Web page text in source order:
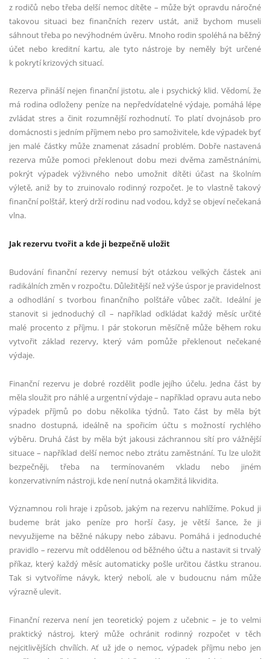
z rodičů nebo třeba delší nemoc dítěte – může být opravdu náročné
takovou situaci bez finančních rezerv ustát, aniž bychom museli
sáhnout třeba po nevýhodném úvěru. Mnoho rodin spoléhá na běžný
účet nebo kreditní kartu, ale tyto nástroje by neměly být určené
k pokrytí krizových situací.
Rezerva přináší nejen finanční jistotu, ale i psychický klid. Vědomí, že
má rodina odloženy peníze na nepředvídatelné výdaje, pomáhá lépe
zvládat stres a činit rozumnější rozhodnutí. To platí dvojnásob pro
domácnosti s jedním příjmem nebo pro samoživitele, kde výpadek byť
jen malé částky může znamenat zásadní problém. Dobře nastavená
rezerva může pomoci překlenout dobu mezi dvěma zaměstnáními,
pokrýt výpadek výživného nebo umožnit dítěti účast na školním
výletě, aniž by to zruinovalo rodinný rozpočet. Je to vlastně takový
finanční polštář, který drží rodinu nad vodou, když se objeví nečekaná
vlna.
Jak rezervu tvořit a kde ji bezpečně uložit
Budování finanční rezervy nemusí být otázkou velkých částek ani
radikálních změn v rozpočtu. Důležitější než výše úspor je pravidelnost
a odhodlání s tvorbou finančního polštáře vůbec začít. Ideální je
stanovit si jednoduchý cíl – například odkládat každý měsíc určité
malé procento z příjmu. I pár stokorun měsíčně může během roku
vytvořit základ rezervy, který vám pomůže překlenout nečekané
výdaje.
Finanční rezervu je dobré rozdělit podle jejího účelu. Jedna část by
měla sloužit pro náhlé a urgentní výdaje – například opravu auta nebo
výpadek příjmů po dobu několika týdnů. Tato část by měla být
snadno dostupná, ideálně na spořicím účtu s možností rychlého
výběru. Druhá část by měla být jakousi záchrannou sítí pro vážnější
situace – například delší nemoc nebo ztrátu zaměstnání. Tu lze uložit
bezpečněji, třeba na termínovaném vkladu nebo jiném
konzervativním nástroji, kde není nutná okamžitá likvidita.
Významnou roli hraje i způsob, jakým na rezervu nahlížíme. Pokud ji
budeme brát jako peníze pro horší časy, je větší šance, že ji
nevyužijeme na běžné nákupy nebo zábavu. Pomáhá i jednoduché
pravidlo – rezervu mít oddělenou od běžného účtu a nastavit si trvalý
příkaz, který každý měsíc automaticky pošle určitou částku stranou.
Tak si vytvoříme návyk, který nebolí, ale v budoucnu nám může
výrazně ulevit.
Finanční rezerva není jen teoretický pojem z učebnic – je to velmi
praktický nástroj, který může ochránit rodinný rozpočet v těch
nejcitlivějších chvílích. Ať už jde o nemoc, výpadek příjmu nebo jen